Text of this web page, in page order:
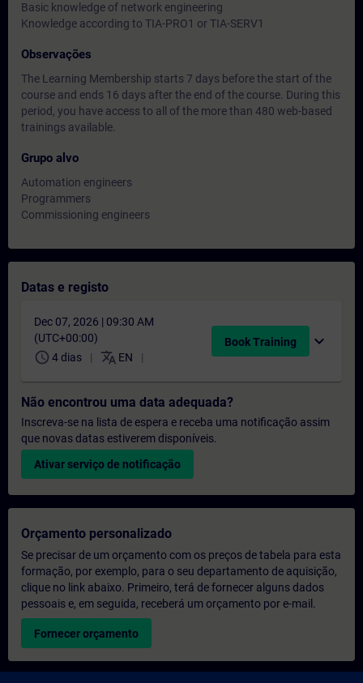
Basic knowledge of network engineering
Knowledge according to TIA-PRO1 or TIA-SERV1
Observações
The Learning Membership starts 7 days before the start of the
course and ends 16 days after the end of the course. During this
period, you have access to all of the more than 480 web-based
trainings available.
Grupo alvo
Automation engineers
Programmers
Commissioning engineers
Datas e registo
Dec 07, 2026 | 09:30 AM
(UTC+00:00)
schedule 4 dias translate EN
Book Training expand_more
Não encontrou uma data adequada?
Inscreva-se na lista de espera e receba uma notificação assim
que novas datas estiverem disponíveis.
Ativar serviço de notificação
Orçamento personalizado
Se precisar de um orçamento com os preços de tabela para esta
formação, por exemplo, para o seu departamento de aquisição,
clique no link abaixo. Primeiro, terá de fornecer alguns dados
pessoais e, em seguida, receberá um orçamento por e-mail.
Fornecer orçamento